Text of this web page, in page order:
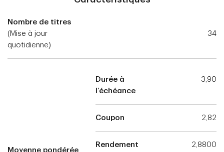
Nombre de titres
(Mise à jour
quotidienne)
34
Moyenne pondérée
Durée à
l’échéance
3,90
Coupon 2,82
Rendement
2,8800